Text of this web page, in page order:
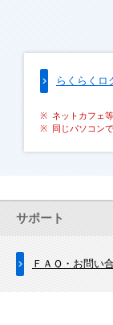
らくらくロ
ネットカフェ
同じパソコン
サポート
ＦＡＱ・お問い